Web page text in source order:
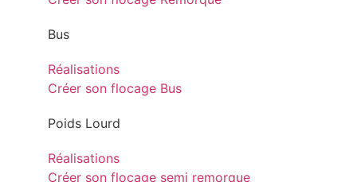
Bus
Réalisations
Créer son flocage Bus
Poids Lourd
Réalisations
Créer son flocage semi remorque